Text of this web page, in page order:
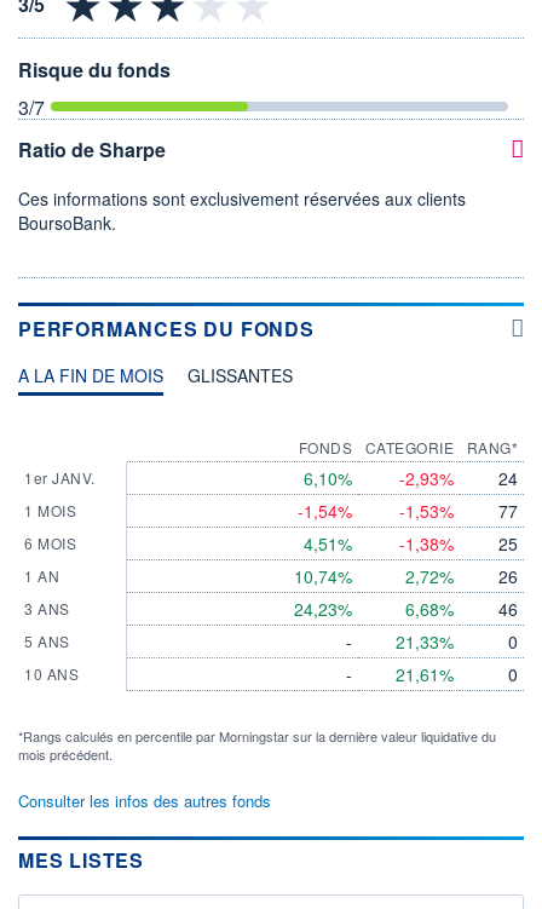
Risque du fonds
3/7
Ratio de Sharpe
Ces informations sont exclusivement réservées aux clients
BoursoBank.
PERFORMANCES DU FONDS
A LA FIN DE MOIS GLISSANTES
1er JANV.
1 MOIS
6 MOIS
1 AN
3 ANS
5 ANS
10 ANS
FONDS
6,10%
-1,54%
4,51%
10,74%
24,23%
-
-
CATEGORIE
-2,93%
-1,53%
-1,38%
2,72%
6,68%
21,33%
21,61%
RANG*
24
77
25
26
46
0
0
*Rangs calculés en percentile par Morningstar sur la dernière valeur liquidative du
mois précédent.
Consulter les infos des autres fonds
MES LISTES